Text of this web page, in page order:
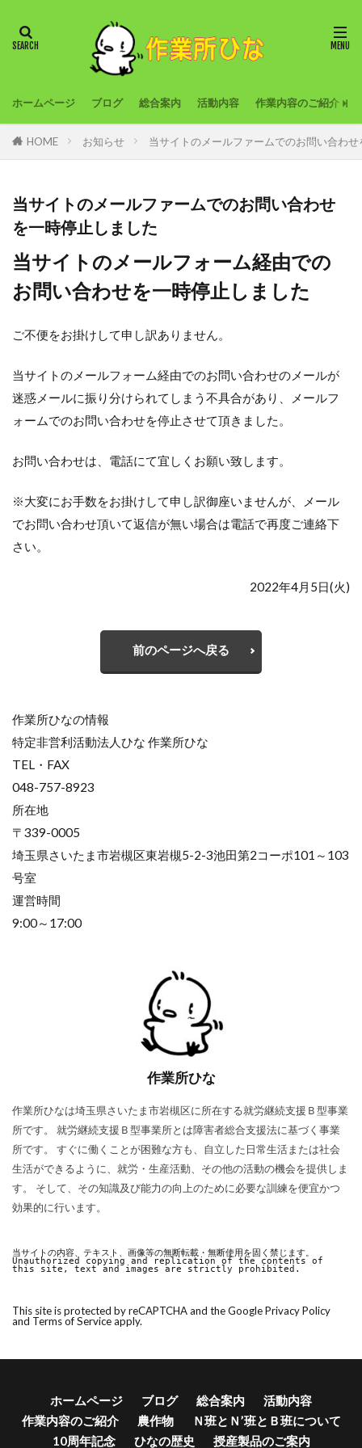
ホームページ ブログ 総合案内 活動内容 作業内容のご紹介
HOME お知らせ 当サイトのメールファームでのお問い合わ
当サイトのメールファームでのお問い合わせ
を一時停止しました
当サイトのメールフォーム経由での
お問い合わせを一時停止しました
ご不便をお掛けして申し訳ありません。
当サイトのメールフォーム経由でのお問い合わせのメールが
迷惑メールに振り分けられてしまう不具合があり、メールフ
ォームでのお問い合わせを停止させて頂きました。
お問い合わせは、電話にて宜しくお願い致します。
※大変にお手数をお掛けして申し訳御座いませんが、メール
でお問い合わせ頂いて返信が無い場合は電話で再度ご連絡下
さい。
2022年4月5日(火)
前のページへ戻る
作業所ひなの情報
特定非営利活動法人ひな 作業所ひな
TEL・FAX
048-757-8923
所在地
〒339-0005
埼玉県さいたま市岩槻区東岩槻5-2-3池田第2コーポ101～103
号室
運営時間
9:00～17:00
作業所ひな
作業所ひなは埼玉県さいたま市岩槻区に所在する就労継続支援Ｂ型事業
所です。 就労継続支援Ｂ型事業所とは障害者総合支援法に基づく事業
所です。 すぐに働くことが困難な方も、自立した日常生活または社会
生活ができるように、就労・生産活動、その他の活動の機会を提供しま
す。 そして、その知識及び能力の向上のために必要な訓練を便宜かつ
効果的に行います。
当サイトの内容、テキスト、画像等の無断転載・無断使用を固く禁じます。
Unauthorized copying and replication of the contents of
this site, text and images are strictly prohibited.
This site is protected by reCAPTCHA and the GooglePrivacy Policy
and Terms of Serviceapply.
ホームページ ブログ 総合案内
活動内容
作業内容のご紹介
農作物
Ｎ班とＮ’班とＢ班について
10周年記念
ひなの歴史 授産製品のご案内